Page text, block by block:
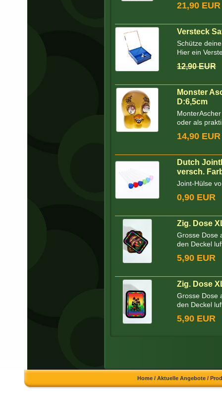
21,90 EUR
Versteck
Schütze
Hier ein
12,90 EUR
Monster
D:6,5cm
oder als
14,90 EUR
Dutch
versch.
Joint-Hülse
0,90 EUR
Zig. Dose
Grosse Dose
den Deckel
5,90 EUR
Zig. Dose
Grosse Dose
den Deckel
5,90 EUR
Home /Aktuelle Angebote /